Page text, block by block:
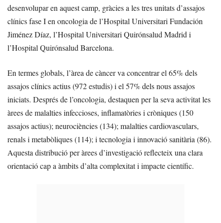
desenvolupar en aquest camp, gràcies a les tres unitats d’assajos
clínics fase I en oncologia de l’Hospital Universitari Fundación
Jiménez Díaz, l’Hospital Universitari Quirónsalud Madrid i
l’Hospital Quirónsalud Barcelona.
En termes globals, l’àrea de càncer va concentrar el 65% dels
assajos clínics actius (972 estudis) i el 57% dels nous assajos
iniciats. Després de l’oncologia, destaquen per la seva activitat les
àrees de malalties infeccioses, inflamatòries i cròniques (150
assajos actius); neurociències (134); malalties cardiovasculars,
renals i metabòliques (114); i tecnologia i innovació sanitària (86).
Aquesta distribució per àrees d’investigació reflecteix una clara
orientació cap a àmbits d’alta complexitat i impacte científic.